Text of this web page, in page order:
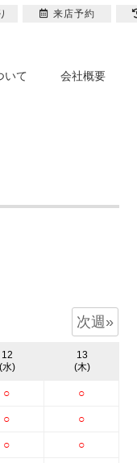
いて 会社概要
次週»
12
水)
○
○
○
13
(木)
○
○
○
来店予約